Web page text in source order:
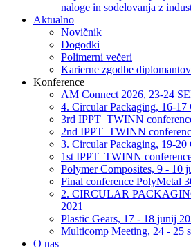
naloge in sodelovanja z
Aktualno
Novičnik
Dogodki
Polimerni večeri
Karierne zgodbe
Konference
AM Connect 2026, 23-24
4. Circular Packaging, 16-17
3rd IPPT_TWINN
2nd IPPT_TWINN
3. Circular Packaging, 19-20
1st IPPT_TWINN
Polymer Composites, 9 - 10
Final conference PolyMetal
2. CIRCULAR
2021
Plastic Gears, 17 - 18 junij
Multicomp Meeting, 24 - 25
O nas